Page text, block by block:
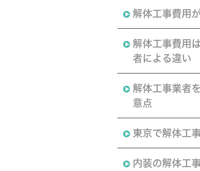
解体工事費用
解体工事費用
者による違い
解体工事業者
意点
東京で解体工
内装の解体工